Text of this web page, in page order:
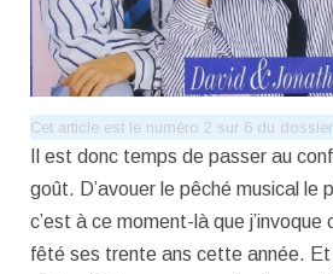
Cet article est le numéro 2 sur 6 du dossier
Il est donc temps de passer au
goût. D’avouer le pêché musical le
c’est à ce moment-là que j’invoque
fêté ses trente ans cette année. Et